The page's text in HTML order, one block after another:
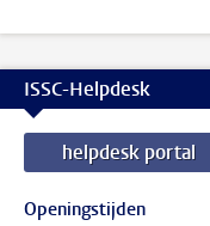
ISSC-Helpdesk
helpdesk portal
Openingstijden